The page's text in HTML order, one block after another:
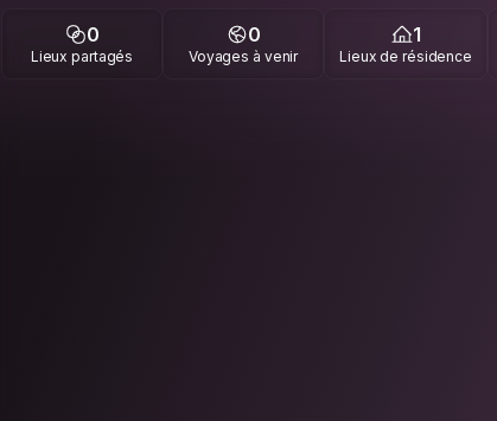
0
Lieux partagés
0
Voyages à venir
1
Lieux de résidence